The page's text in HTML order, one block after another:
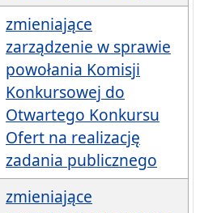
zmieniające
zarządzenie w sprawie
powołania Komisji
Konkursowej do
Otwartego Konkursu
Ofert na realizację
zadania publicznego
zmieniające